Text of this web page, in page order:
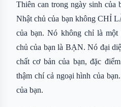
Thiên can trong ngày sinh
Nhật chủ của bạn không CHỈ
của bạn. Nó không chỉ là
chủ của bạn là BẠN. Nó đại
chất cơ bản của bạn, đặc
thậm chí cả ngoại hình của
của bạn.